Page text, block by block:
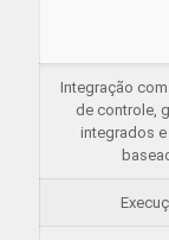
Integração
de controle,
integrados